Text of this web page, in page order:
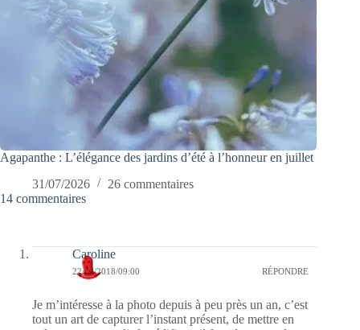
Agapanthe : L’élégance des jardins d’été à l’honneur en juillet
31/07/2026
26 commentaires
14 commentaires
Caroline
22/03/2018/09:00 RÉPONDRE
Je m’intéresse à la photo depuis à peu près un an, c’est
tout un art de capturer l’instant présent, de mettre en